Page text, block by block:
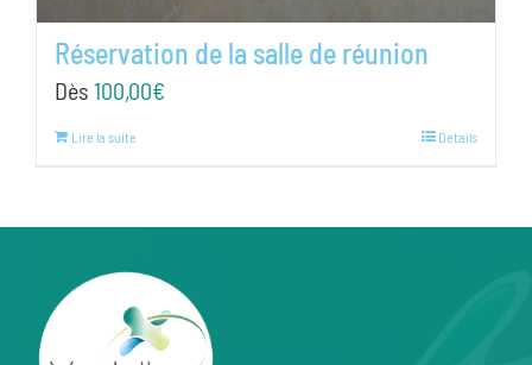
Réservation de la salle de réunion
Dès 100,00€
Lire la suite Details